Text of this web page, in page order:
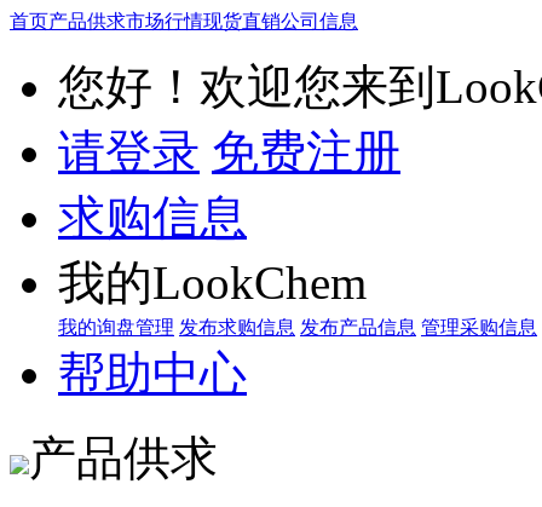
首页产品供求市场行情现货直销公司信息
您好！欢迎您来到
请登录 免费注册
求购信息
我的LookChem
我的询盘管理 发布求购信息 发布产品信息 管理采购信息
帮助中心
产品供求